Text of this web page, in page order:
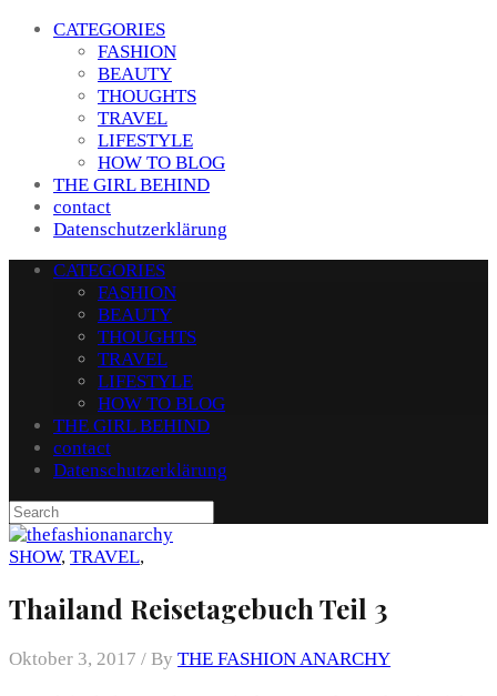
CATEGORIES
FASHION
BEAUTY
THOUGHTS
TRAVEL
LIFESTYLE
HOW TO BLOG
THE GIRL BEHIND
contact
Datenschutzerklärung
CATEGORIES
FASHION
BEAUTY
THOUGHTS
TRAVEL
LIFESTYLE
HOW TO BLOG
THE GIRL BEHIND
contact
Datenschutzerklärung
SHOW, TRAVEL,
Thailand Reisetagebuch Teil 3
Oktober 3, 2017 / By THE FASHION ANARCHY